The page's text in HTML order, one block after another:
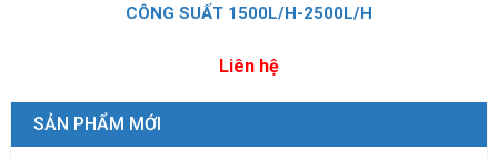
CÔNG SUẤT 1500L/H-2500L/H
Liên hệ
SẢN PHẨM MỚI